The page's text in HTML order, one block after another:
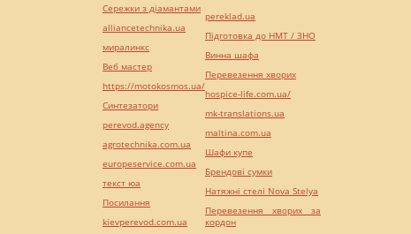
Сережки з діамантами
alliancetechnika.ua
миралинкс
Веб мастер
https://motokosmos.ua/
Синтезатори
perevod.agency
agrotechnika.com.ua
europeservice.com.ua
текст юа
Посилання
kievperevod.com.ua
pereklad.ua
Підготовка до НМТ / ЗНО
Винна шафа
Перевезення хворих
hospice-life.com.ua/
mk-translations.ua
maltina.com.ua
Шафи купе
Брендові сумки
Натяжні стелі Nova Stelya
Перевезення хворих за
кордон